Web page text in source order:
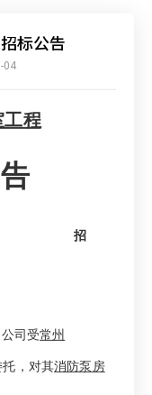
标公告
04
工程
告
招
司受常州
托，对其消防泵房